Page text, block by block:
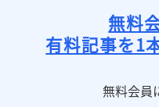
無料
有料記事を1
無料会員